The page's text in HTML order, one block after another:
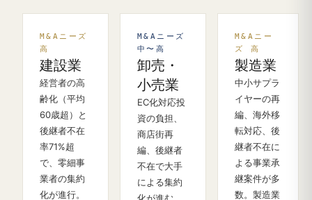
M&Aニーズ
高
建設業
経営者の高
齢化（平均
60歳超）と
後継者不在
率71%超
で、零細事
業者の集約
化が進行。
M&Aニーズ
中〜高
卸売・
小売業
EC化対応投
資の負担、
商店街再
編、後継者
不在で大手
による集約
M&Aニー
ズ 高
製造業
中小サプラ
イヤーの再
編、海外移
転対応、後
継者不在に
よる事業承
継案件が多
数。製造業